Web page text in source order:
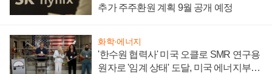
추가 주주환원 계획 9월 공개 예정
화학·에너지
'한수원 협력사' 미국 오클로 SMR 연구용
원자로 '임계 상태' 도달, 미국 에너지부